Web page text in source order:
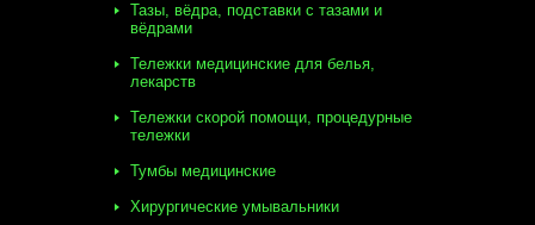
Тазы, вёдра, подставки с тазами и
вёдрами
Тележки медицинские для белья,
лекарств
Тележки скорой помощи, процедурные
тележки
Тумбы медицинские
Хирургические умывальники